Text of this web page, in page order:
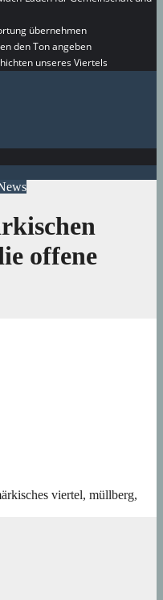
übernehmen
den Ton angeben
unseres Viertels
offene
viertel, müllberg,